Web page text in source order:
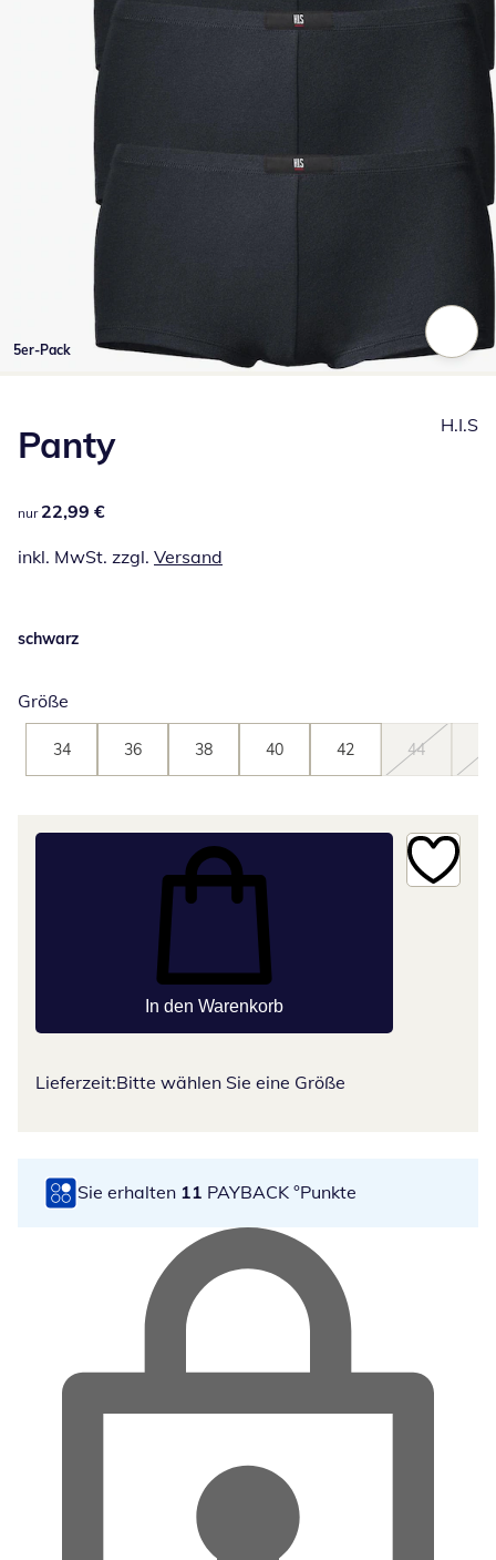
5er-Pack
Panty
22,99 €
nur 22,99 €
inkl. MwSt. zzgl. Versand
H.I.S
schwarz
Größe
34 36 38 40 42 44
In den Warenkorb
Lieferzeit:Bitte wählen Sie eine Größe
Sie erhalten 11 PAYBACK °Punkte